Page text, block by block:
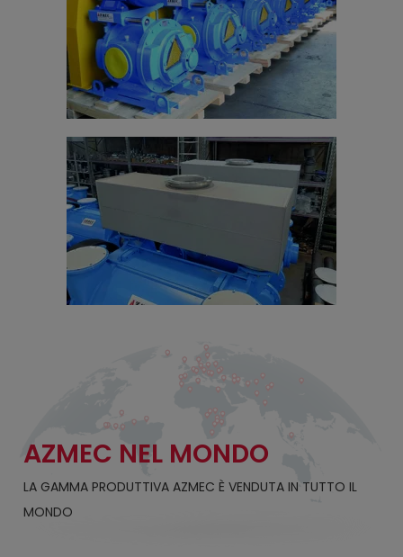
AZMEC NEL MONDO
LA GAMMA PRODUTTIVA AZMEC È VENDUTA IN TUTTO IL
MONDO